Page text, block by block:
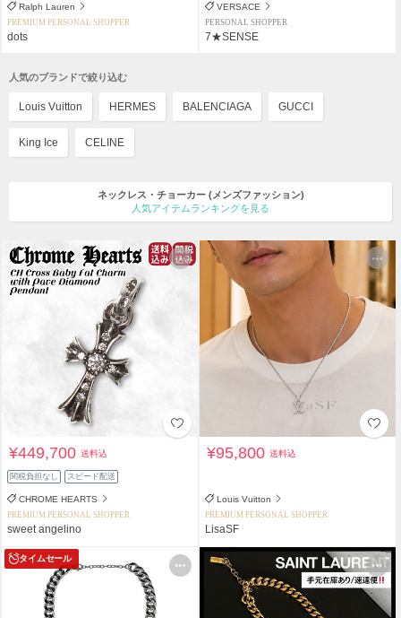
Ralph Lauren
PREMIUM PERSONAL SHOPPER
dots
VERSACE
PERSONAL SHOPPER
7★SENSE
人気のブランドで絞り込む
Louis Vuitton HERMES BALENCIAGA GUCCI
King Ice CELINE
ネックレス・チョーカー (メンズファッション)
人気アイテムランキングを見る
¥449,700送料込
関税負担なし スピード配送
CHROME HEARTS
PREMIUM PERSONAL SHOPPER
sweet angelino
¥95,800送料込
Louis Vuitton
PREMIUM PERSONAL SHOPPER
LisaSF
タイムセール